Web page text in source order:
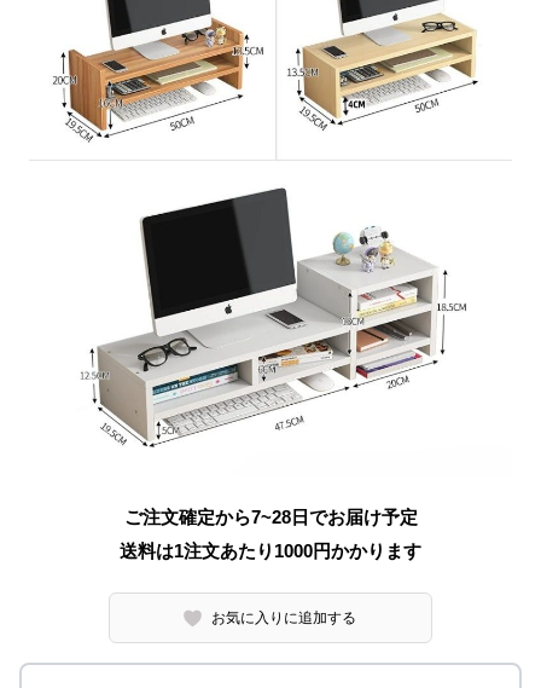
ご注文確定から7~28日でお届け予定
送料は1注文あたり 1000円かかります
お気に入りに追加する